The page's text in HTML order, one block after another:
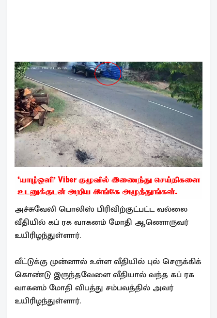
அச்சுவேலி பொலிஸ் பிரிவிற்குட்பட்ட வல்லை
வீதியில் கப் ரக வாகனம் மோதி ஆணொருவர்
உயிரிழந்துள்ளார்.
வீட்டுக்கு முன்னால் உள்ள வீதியில் புல் செருக்கிக்
கொண்டு இருந்தவேளை வீதியால் வந்த கப் ரக
வாகனம் மோதி விபத்து சம்பவத்தில் அவர்
உயிரிழந்துள்ளார்.